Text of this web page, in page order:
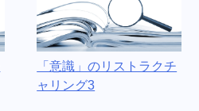
「意識」のリストラクチ
ャリング3